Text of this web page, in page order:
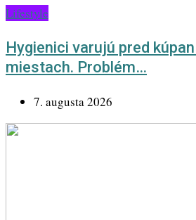
Lifestyle
Hygienici varujú pred
miestach. Problém…
7. augusta 2026